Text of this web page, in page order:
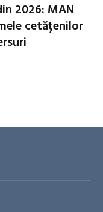
2026: MAN
cetățenilor